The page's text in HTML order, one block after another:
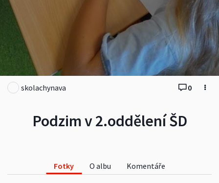
Podzim v 2.oddělení ŠD
skolachynava 0
Fotky O albu Komentáře